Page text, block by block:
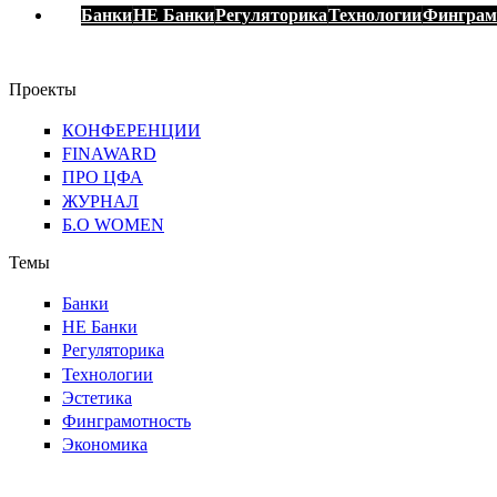
БанкиНЕ БанкиРегуляторикаТехнологии
Проекты
КОНФЕРЕНЦИИ
FINAWARD
ПРО ЦФА
ЖУРНАЛ
Б.О WOMEN
Темы
Банки
НЕ Банки
Регуляторика
Технологии
Эстетика
Финграмотность
Экономика